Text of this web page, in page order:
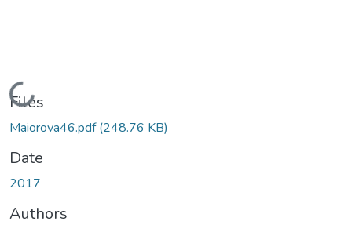
Loading...
Files
Maiorova46.pdf(248.76 KB)
Date
2017
Authors